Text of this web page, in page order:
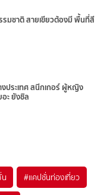
รมชาติ สายเขียวต้องมี พื้นที่สี
งประเทศ สนีกเกอร์ ผู้หญิง
ะ ยังชิล
#แคปชั่นท่องเที่ยว